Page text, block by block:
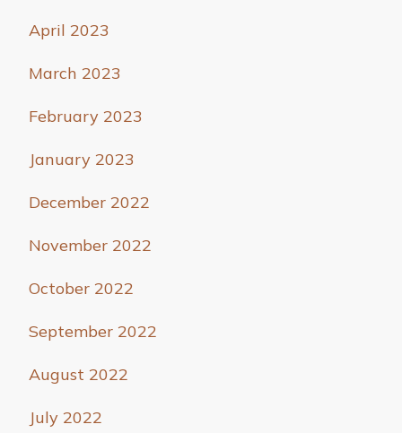
April 2023
March 2023
February 2023
January 2023
December 2022
November 2022
October 2022
September 2022
August 2022
July 2022